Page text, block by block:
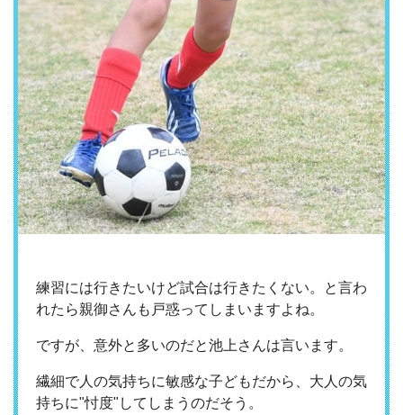
練習には行きたいけど試合は行きたくない。と言わ
れたら親御さんも戸惑ってしまいますよね。
ですが、意外と多いのだと池上さんは言います。
繊細で人の気持ちに敏感な子どもだから、大人の気
持ちに"忖度"してしまうのだそう。